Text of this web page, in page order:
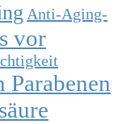
Anti-Aging-
vor
Parabenen